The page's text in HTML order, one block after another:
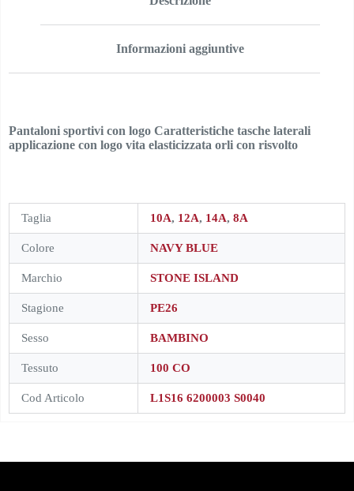
Informazioni aggiuntive
Pantaloni sportivi con logo Caratteristiche tasche laterali
applicazione con logo vita elasticizzata orli con risvolto
Taglia 10A, 12A, 14A, 8A
Colore NAVY BLUE
Marchio STONE ISLAND
Stagione PE26
Sesso BAMBINO
Tessuto 100 CO
Cod Articolo L1S16 6200003 S0040